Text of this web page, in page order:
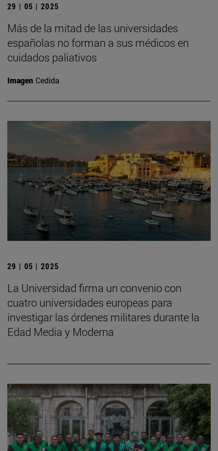
29 | 05 | 2025
Más de la mitad de las universidades
españolas no forman a sus médicos en
cuidados paliativos
Imagen Cedida
29 | 05 | 2025
La Universidad firma un convenio con
cuatro universidades europeas para
investigar las órdenes militares durante la
Edad Media y Moderna